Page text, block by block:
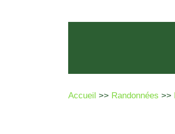
Accueil >> Randonnées >>